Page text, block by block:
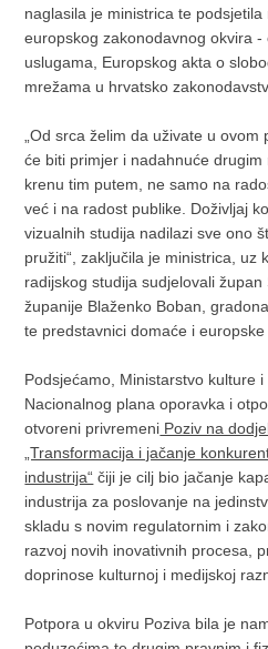
naglasila je ministrica te
europskog zakonodavnog okvira
uslugama, Europskog akta o
mrežama u hrvatsko
„Od srca želim da uživate u
će biti primjer i nadahnuće
krenu tim putem, ne samo na
već i na radost publike. Doživljaj
vizualnih studija nadilazi sve ono
pružiti“, zaključila je ministrica, uz
radijskog studija sudjelovali
županije Blaženko Boban,
te predstavnici domaće i
Podsjećamo, Ministarstvo kulture
Nacionalnog plana oporavka i
otvoreni privremeni Poziv na
„Transformacija i jačanje
industrija“ čiji je cilj bio jačanje
industrija za poslovanje na
skladu s novim regulatornim i
razvoj novih inovativnih procesa,
doprinose kulturnoj i medijskoj
Potpora u okviru Poziva bila je